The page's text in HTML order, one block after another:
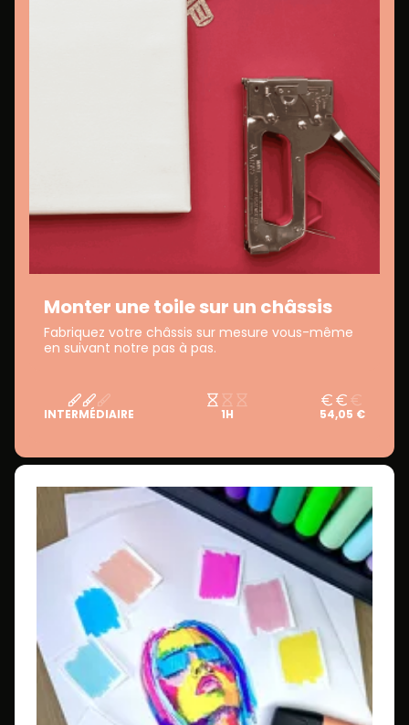
Monter une toile sur un châssis
Fabriquez votre châssis sur mesure vous-même
en suivant notre pas à pas.
INTERMÉDIAIRE 1H 54,05 €